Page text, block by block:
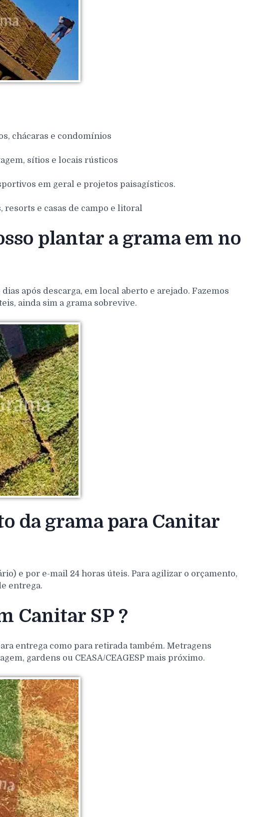
chácaras e condomínios
sítios e locais rústicos
em geral e projetos paisagísticos.
resorts e casas de campo e litoral
plantar a grama em no
após descarga, em local aberto e arejado. Fazemos
ainda sim a grama sobrevive.
da grama para Canitar
e por e-mail 24 horas úteis. Para agilizar o orçamento,
entrega.
Canitar SP ?
entrega como para retirada também. Metragens
gardens ou CEASA/CEAGESP mais próximo.